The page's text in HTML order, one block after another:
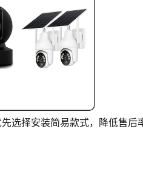
选择安装简易款式，降低售